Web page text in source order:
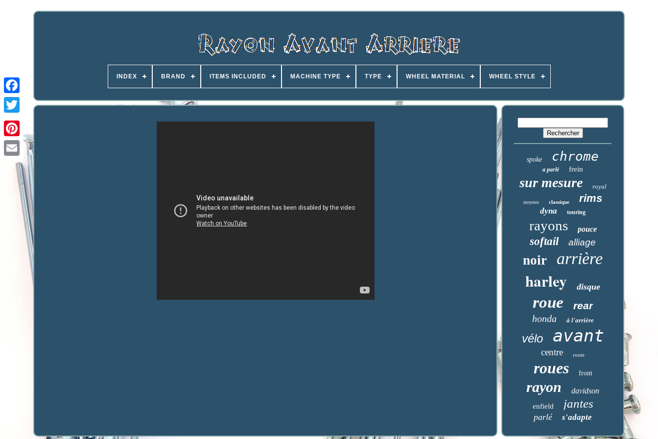
INDEX BRAND ITEMS INCLUDED MACHINE TYPE TYPE WHEEL MATERIAL WHEEL STYLE
spoke chrome
a parlé frein
sur mesure royal
moyeux classique rims
dyna touring
rayons pouce
softail alliage
noir arrière
harley disque
roue rear
honda à l'arrière
vélo avant
centre route
roues front
rayon davidson
enfield jantes
parlé s'adapte